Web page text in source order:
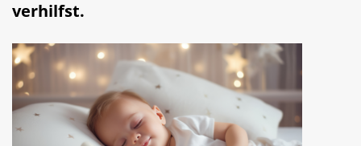
verhilfst.